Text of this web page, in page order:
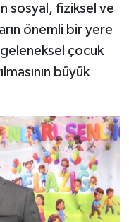
sosyal, fiziksel ve
önemli bir yere
çocuk
büyük